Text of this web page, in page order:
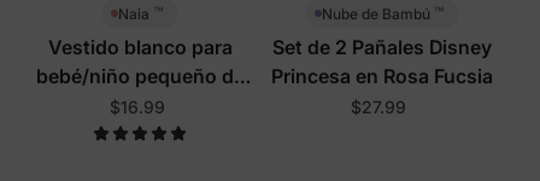
Naia ™
Vestido blanco para
bebé/niño pequeño de
Disney Mickey y sus
amigos
$16.99
Nube de Bambú ™
Set de 2 Pañales Disney
Princesa en Rosa Fucsia
$27.99